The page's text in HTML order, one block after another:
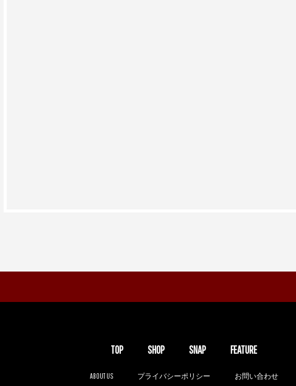
TOP SHOP SNAP FEATURE
ABOUT US プライバシーポリシー お問い合わせ